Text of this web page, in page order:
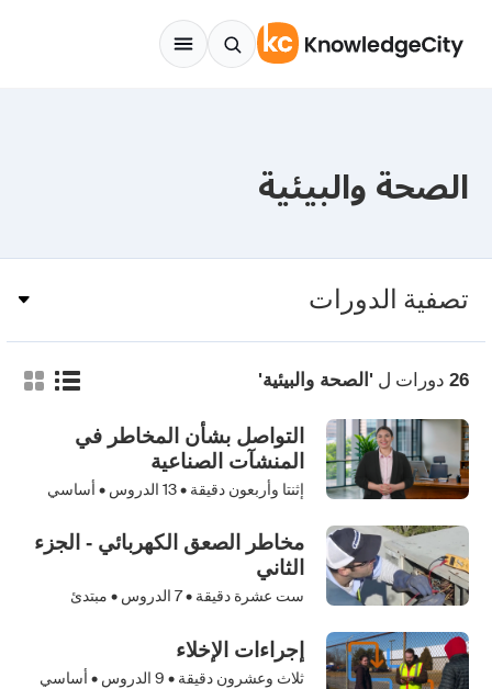
الصحة والبيئية
تصفية الدورات
26 دورات ل'الصحة والبيئية'
التواصل بشأن المخاطر في
المنشآت الصناعية
إثنتا وأربعون دقيقة •13 الدروس • أساسي
مخاطر الصعق الكهربائي - الجزء
الثاني
ست عشرة دقيقة •7 الدروس • مبتدئ
إجراءات الإخلاء
ثلاث وعشرون دقيقة • 9 الدروس • أساسي